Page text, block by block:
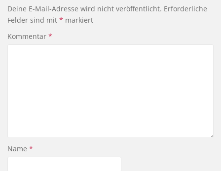
Deine E-Mail-Adresse wird nicht veröffentlicht. Erforderliche
Felder sind mit * markiert
Kommentar *
Name *